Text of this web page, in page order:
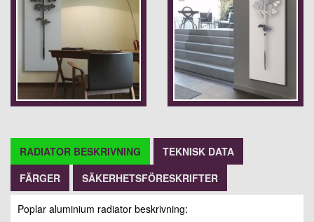
RADIATOR BESKRIVNING
TEKNISK DATA
FÄRGER
SÄKERHETSFÖRESKRIFTER
Poplar aluminium radiator beskrivning: